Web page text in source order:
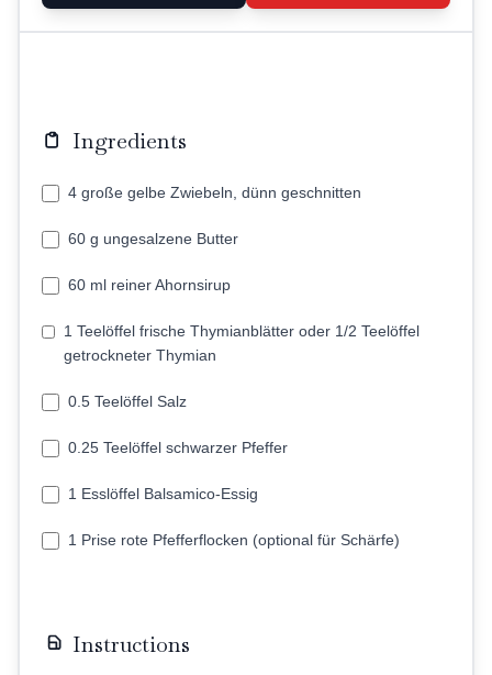
Ingredients
4 große gelbe Zwiebeln, dünn geschnitten
60 g ungesalzene Butter
60 ml reiner Ahornsirup
1 Teelöffel frische Thymianblätter oder 1/2 Teelöffel
getrockneter Thymian
0.5 Teelöffel Salz
0.25 Teelöffel schwarzer Pfeffer
1 Esslöffel Balsamico-Essig
1 Prise rote Pfefferflocken (optional für Schärfe)
Instructions